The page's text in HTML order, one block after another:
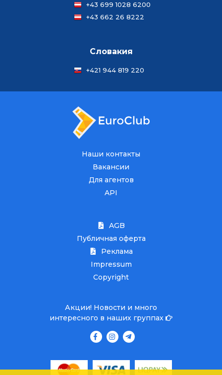
+43 699 1028 6200
+43 662 26 8222
Словакия
+421 944 819 220
Наши контакты
Вакансии
Для агентов
API
AGB
Публичная оферта
Реклама
Impressum
Copyright
Акции! Новости и много
интересного в наших группах